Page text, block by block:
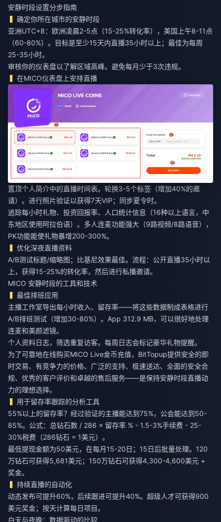
安静时段设置分步指南
确定你所在城市的安静时段
亚洲UTC+8：欧洲凌晨2-5点（15-25%转化率），美国上午8-11点
（60-80%）。目标是至少15天内直播35小时以上；最佳为每周
25-35小时。
审核你的仪表盘以了解区域高峰。避免每月少于3次违规。
在MICO仪表盘上安排直播
置顶个人简介中的直播时间表。轮换3-5个标签（增加40%的邀
请）。进行照片验证以获得7天VIP；同步夏令时。
追踪每小时礼物、投资回报率、人口统计信息（16种以上语言，中
东地区使用阿拉伯语）。多人连麦功能强大（9路视频/8路语音），
PK功能能使礼物暴增200-300%。
优化深夜直播资料
A/B测试标题/缩略图；比基尼效果最佳。流程：公开直播35小时以
上，获得15-25%的转化率，然后进行私播邀请。
MICO 安静时段的工具和技术
最佳排班应用
主播工作室导出每小时收入、留存率——将这些数据制成表格进行
A/B排班测试（增加30-80%）。App 312.9 MB，可以很好地处理
连麦和美颜滤镜。
个人资料日志，筛选重复访客。每周日志会标记豪华礼物提醒。
为了可靠地在线购买MICO Live金币充值，BitTopup提供安全的即
时交易、有竞争力的价格、广泛的支持、极速送达、全面的安全合
规、优秀的客户评价和卓越的售后服务——是保持安静时段直播动
力的理想选择。
用于留存率跟踪的分析工具
55%以上的留存率？经过验证的主播能达到75%，公会能达到50-
85%。公式：总钻石数 / 286 × 留存率 % - 1.5-3%手续费 - 25-
30%税费（286钻石 = 1美元）。
最低提现金额为50美元，在每月15-20日；15日后批量处理。120
万钻石可获得5,681美元；150万钻石可获得4,300-4,600美元 +
奖金。
持续直播的自动化
动态发布可提升60%，后续跟进可提升40%。超级人才可获得900
美元奖金；按天计算每日项目。
白天与夜晚：数据驱动的比较